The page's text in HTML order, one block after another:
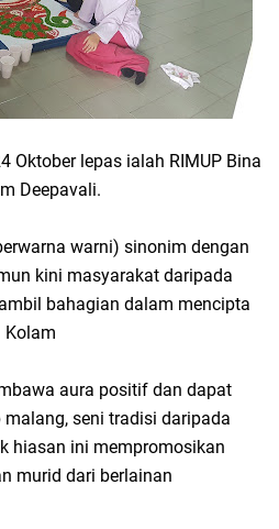
Oktober lepas ialah RIMUP Bina
Deepavali.
warni) sinonim dengan
kini masyarakat daripada
bahagian dalam mencipta
Kolam
aura positif dan dapat
seni tradisi daripada
hiasan ini mempromosikan
murid dari berlainan